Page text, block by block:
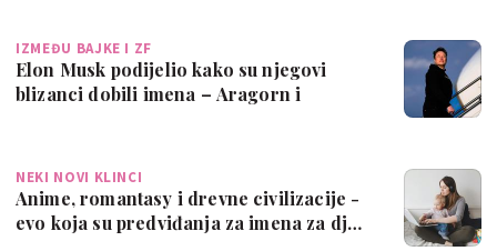
IZMEĐU BAJKE I ZF
Elon Musk podijelio kako su njegovi
blizanci dobili imena – Aragorn i
NEKI NOVI KLINCI
Anime, romantasy i drevne civilizacije -
evo koja su predviđanja za imena za dj…